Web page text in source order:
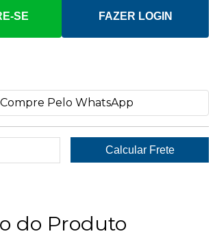
SE FAZER LOGIN
Compre Pelo WhatsApp
do Produto